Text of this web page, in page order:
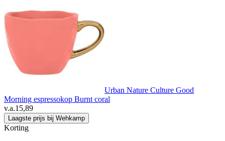
Urban Nature Culture Good
Morning espressokop Burnt coral
v.a.15,89
Laagste prijs bij Wehkamp
Korting